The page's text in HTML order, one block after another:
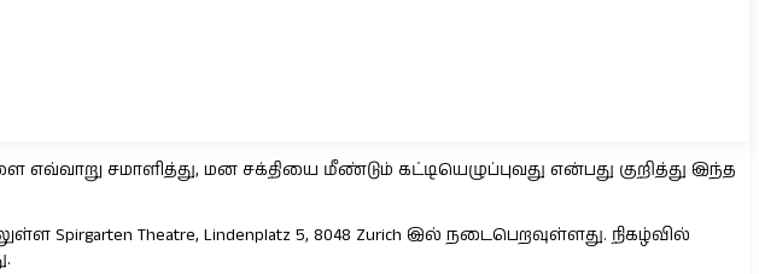
சமாளித்து, மன சக்தியை மீண்டும் கட்டியெழுப்புவது என்பது குறித்து இந்த
Theatre, Lindenplatz 5, 8048 Zurich இல் நடைபெறவுள்ளது. நிகழ்வில்